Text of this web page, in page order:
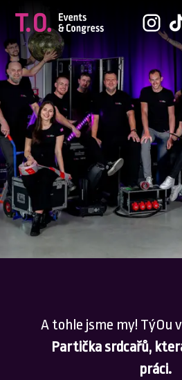
A tohle jsme my! TýOu
Partička srdcařů,
práci.